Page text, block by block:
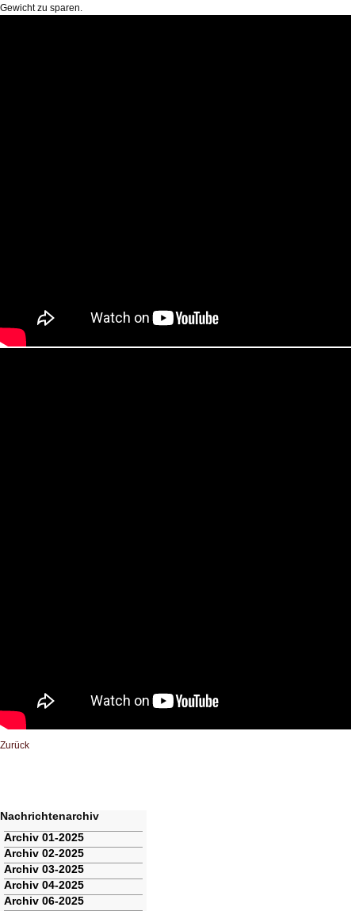
Gewicht zu sparen.
Zurück
Nachrichtenarchiv
Navigation
überspringen
Archiv 01-2025
Archiv 02-2025
Archiv 03-2025
Archiv 04-2025
Archiv 06-2025